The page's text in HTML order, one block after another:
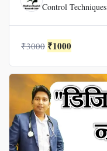
Control Techniques
₹3000 Original
was:
₹3000.
₹1000
is:
₹1000.